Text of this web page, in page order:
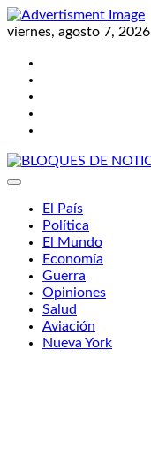
Skip
to
viernes, agosto 7, 2026
El País
Política
El Mundo
Economía
Guerra
Opiniones
Salud
Aviación
Nueva York